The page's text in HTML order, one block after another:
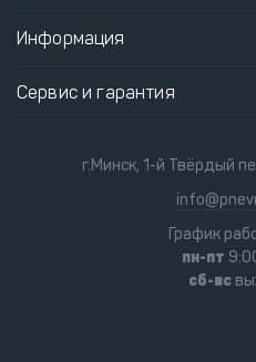
Информация
Сервис и гарантия
г.Минск, 1-й Твёрдый
График
пн-пт
сб-вс